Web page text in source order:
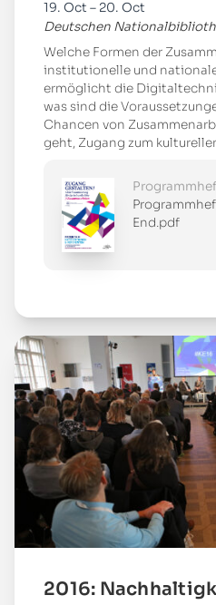
19. Oct – 20. Oct
Deutschen
Welche Formen der
institutionelle und
ermöglicht die
was sind die
Chancen von
geht, Zugang zum
End.pdf
2016:
Mehr